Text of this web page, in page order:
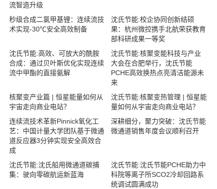
流智造升级
秒级合成二氯甲基锂：连续流技
术实现-30℃安全高效制备
沈氏节能:校企协同创新结硕
果：杭州微控携手北航荣获教育
部科研成果一等奖
沈氏节能:高效、可放大的酰胺
合成：通过贝叶斯优化实现连续
流中甲酯的直接氨解
沈氏节能:核聚变能科技与产业
大会在合肥举行，沈氏节能
PCHE高效换热点亮清洁能源未
来
核聚变产业篇 | 恒星能量如何从
宇宙走向商业电站？
沈氏节能:核聚变热管理 | 恒星能
量如何从宇宙走向商业电站？
连续流技术革新Pinnick氧化工
艺：中国计量大学团队基于微通
道反应器3分钟实现安全高效合
成
深耕细分，聚力突破：沈氏节能
微通道销售年度会议顺利召开
沈氏节能:沈氏船用微通道碳捕
集：驶向零碳航运新蓝海
沈氏节能:沈氏节能PCHE助力中
科院等离子所SCO2冷却回路系
统调试圆满成功